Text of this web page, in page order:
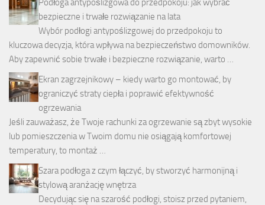
Podłoga antypoślizgowa do przedpokoju: jak wybrać
bezpieczne i trwałe rozwiązanie na lata
Wybór podłogi antypoślizgowej do przedpokoju to
kluczowa decyzja, która wpływa na bezpieczeństwo domowników.
Aby zapewnić sobie trwałe i bezpieczne rozwiązanie, warto …
Ekran zagrzejnikowy – kiedy warto go montować, by
ograniczyć straty ciepła i poprawić efektywność
ogrzewania
Jeśli zauważasz, że Twoje rachunki za ogrzewanie są zbyt wysokie
lub pomieszczenia w Twoim domu nie osiągają komfortowej
temperatury, to montaż …
Szara podłoga z czym łączyć, by stworzyć harmonijną i
stylową aranżację wnętrza
Decydując się na szarość podłogi, stoisz przed pytaniem,